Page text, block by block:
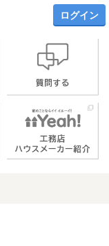
ログイン